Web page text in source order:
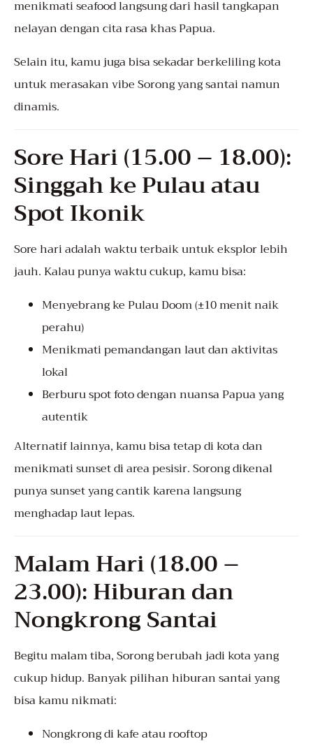
menikmati seafood langsung dari hasil tangkapan
nelayan dengan cita rasa khas Papua.
Selain itu, kamu juga bisa sekadar berkeliling kota
untuk merasakan vibe Sorong yang santai namun
dinamis.
Sore Hari (15.00 – 18.00):
Singgah ke Pulau atau
Spot Ikonik
Sore hari adalah waktu terbaik untuk eksplor lebih
jauh. Kalau punya waktu cukup, kamu bisa:
Menyebrang ke Pulau Doom (±10 menit naik
perahu)
Menikmati pemandangan laut dan aktivitas
lokal
Berburu spot foto dengan nuansa Papua yang
autentik
Alternatif lainnya, kamu bisa tetap di kota dan
menikmati sunset di area pesisir. Sorong dikenal
punya sunset yang cantik karena langsung
menghadap laut lepas.
Malam Hari (18.00 –
23.00): Hiburan dan
Nongkrong Santai
Begitu malam tiba, Sorong berubah jadi kota yang
cukup hidup. Banyak pilihan hiburan santai yang
bisa kamu nikmati:
Nongkrong di kafe atau rooftop